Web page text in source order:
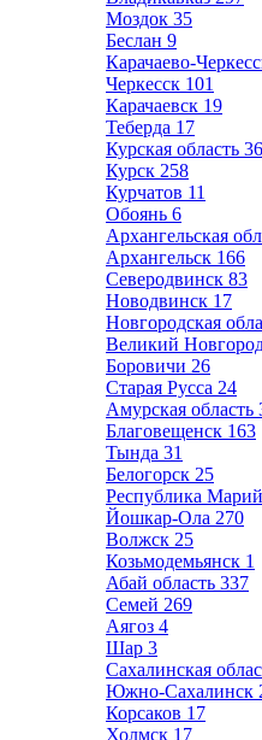
Моздок 35
Беслан 9
Карачаево-
Черкесск 101
Карачаевск 19
Теберда 17
Курская область
Курск 258
Курчатов 11
Обоянь 6
Архангельская
Архангельск 166
Северодвинск 83
Новодвинск 17
Новгородская
Великий
Боровичи 26
Старая Русса 24
Амурская область
Благовещенск 163
Тында 31
Белогорск 25
Республика
Йошкар-Ола 270
Волжск 25
Козьмодемьянск 1
Абай область 337
Семей 269
Аягоз 4
Шар 3
Сахалинская
Южно-Сахалинск
Корсаков 17
Холмск 17